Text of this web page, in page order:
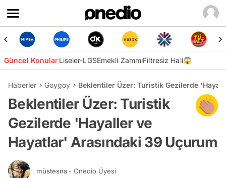
Güncel KonularLiseler-LGSEmekli ZammıFiltresiz Hali😱
Haberler Goygoy Beklentiler Üzer: Turistik Gezilerde
Beklentiler Üzer: Turistik
Gezilerde 'Hayaller ve
Hayatlar' Arasındaki 39 Uçurum
müstesna - Onedio Üyesi